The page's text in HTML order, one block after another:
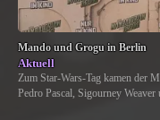
Mando und Grogu in Berlin
Aktuell
Zum Star-Wars-Tag kamen der
Pedro Pascal, Sigourney